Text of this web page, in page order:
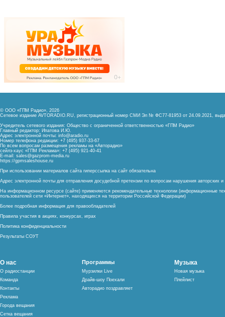
© ООО «ГПМ Радио», 2026
Сетевое издание AVTORADIO.RU, регистрационный номер СМИ Эл № ФС77-81953 от 24.09.2021,
Учредитель сетевого издания: Общество с ограниченной ответственностью «ГПМ Радио»
Главный редактор: Ипатова И.Ю.
Адрес электронной почты: info@aradio.ru
Номер телефона редакции: +7 (495) 937-33-67
По всем вопросам размещения рекламы на «Авторадио»
сейлз-хаус «ГПМ Реклама»: +7 (495) 921-40-41
E-mail: sales@gazprom-media.ru
https://gpmsaleshouse.ru
При использовании материалов сайта гиперссылка на сайт обязательна
Адрес электронной почты для отправления досудебной претензии по вопросам нарушения авторских
На информационном ресурсе (сайте) применяются рекомендательные технологии (информационные
пользователей сети «Интернет», находящихся на территории Российской Федерации)
Более подробная информация для правообладателей
Правила участия в акциях, конкурсах, играх
Политика конфиденциальности
Результаты СОУТ
О нас
О радиостанции
Команда
Контакты
Реклама
Города вещания
Сетка вещания
Программы
Мурзилки Live
Драйв-шоу Поехали
Авторадио поздравляет
Музыка
Новая музыка
Плейлист